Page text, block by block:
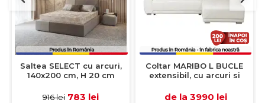
Saltea SELECT cu arcuri,
140x200 cm, H 20 cm
916 lei 783 lei
Coltar MARIBO L BUCLE
extensibil, cu arcuri si
dreapta, crem,
de la 3990 lei